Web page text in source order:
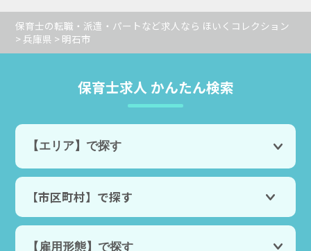
保育士の転職・派遣・パートなど求人なら ほいくコレクション
> 兵庫県 > 明石市
保育士求人 かんたん検索
【市区町村】で探す